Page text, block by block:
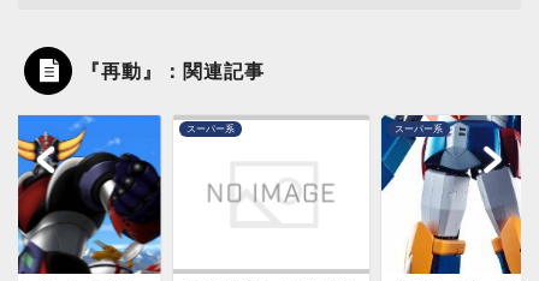
『再動』：関連記事
スーパー系 スーパー系